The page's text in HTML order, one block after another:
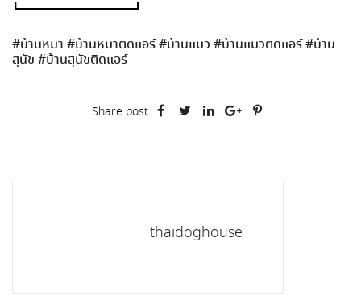
┗━━━━━━━━━━━━━━━━━━┛
#บ้านหมา #บ้านหมาติดแอร์ #บ้านแมว #บ้านแมวติดแอร์ #บ้าน
สุนัข #บ้านสุนัขติดแอร์
Share post
thaidoghouse